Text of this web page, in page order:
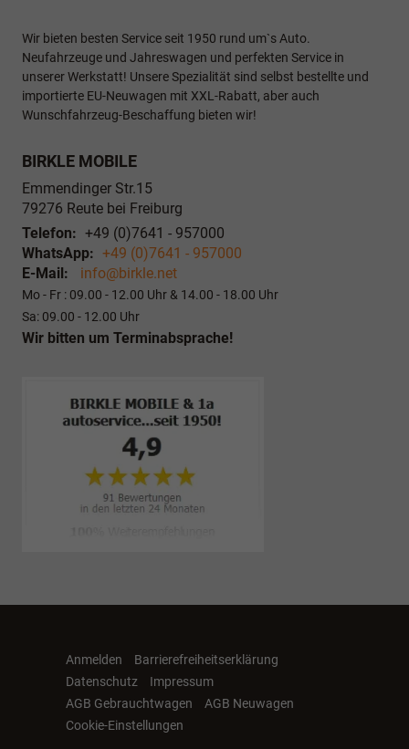
Wir bieten besten Service seit 1950 rund um`s Auto.
Neufahrzeuge und Jahreswagen und perfekten Service in
unserer Werkstatt! Unsere Spezialität sind selbst bestellte und
importierte EU-Neuwagen mit XXL-Rabatt, aber auch
Wunschfahrzeug-Beschaffung bieten wir!
BIRKLE MOBILE
Emmendinger Str.15
79276 Reute bei Freiburg
Telefon: +49 (0)7641 - 957000
WhatsApp: +49 (0)7641 - 957000
E-Mail:
info@birkle.net
Mo - Fr : 09.00 - 12.00 Uhr & 14.00 - 18.00 Uhr
Sa: 09.00 - 12.00 Uhr
Wir bitten um Terminabsprache!
Anmelden
Barrierefreiheitserklärung
Datenschutz
Impressum
AGB Gebrauchtwagen
AGB Neuwagen
Cookie-Einstellungen